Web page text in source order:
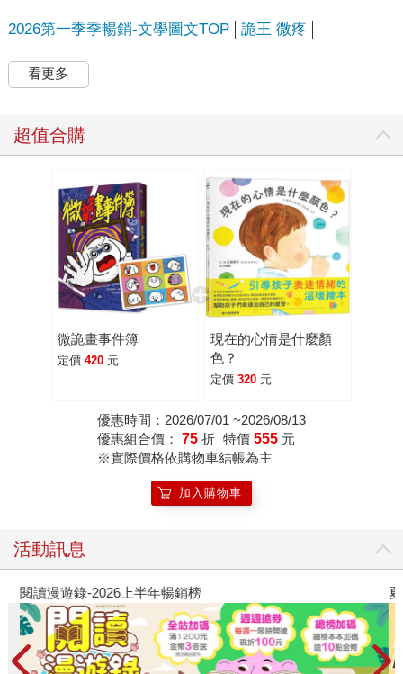
2026第一季季暢銷-文學圖文TOP 詭王 微疼
看更多
超值合購
微詭畫事件簿
定價 420 元
現在的心情是什麼顏
色？
定價 320 元
優惠時間：2026/07/01 ~2026/08/13
優惠組合價： 75 折 特價 555 元
※實際價格依購物車結帳為主
加入購物車
活動訊息
閱讀漫遊錄-2026上半年暢銷榜